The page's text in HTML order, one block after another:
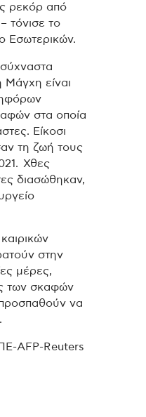
ρεκόρ από
τόνισε το
Εσωτερικών.
είναι
στα οποία
Είκοσι
τη ζωή τους
Χθες
διασώθηκαν,
στην
μέρες,
των σκαφών
να
AFP-Reuters